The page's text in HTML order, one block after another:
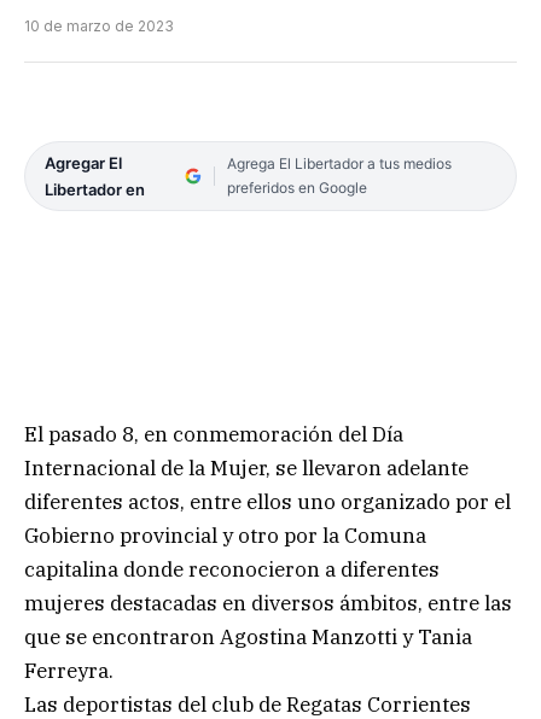
10 de marzo de 2023
Agregar El
Libertador en
Agrega El Libertador a tus medios
preferidos en Google
El pasado 8, en conmemoración del Día
Internacional de la Mujer, se llevaron adelante
diferentes actos, entre ellos uno organizado por el
Gobierno provincial y otro por la Comuna
capitalina donde reconocieron a diferentes
mujeres destacadas en diversos ámbitos, entre las
que se encontraron Agostina Manzotti y Tania
Ferreyra.
Las deportistas del club de Regatas Corrientes